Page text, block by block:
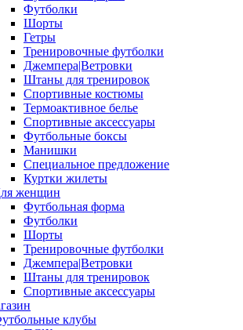
Футболки
Шорты
Гетры
Тренировочные футболки
Джемпера|Ветровки
Штаны для тренировок
Спортивные костюмы
Термоактивное белье
Спортивные аксессуары
Футбольные боксы
Манишки
Специальное предложение
Куртки жилеты
женщин
Футбольная форма
Футболки
Шорты
Тренировочные футболки
Джемпера|Ветровки
Штаны для тренировок
Спортивные аксессуары
клубы